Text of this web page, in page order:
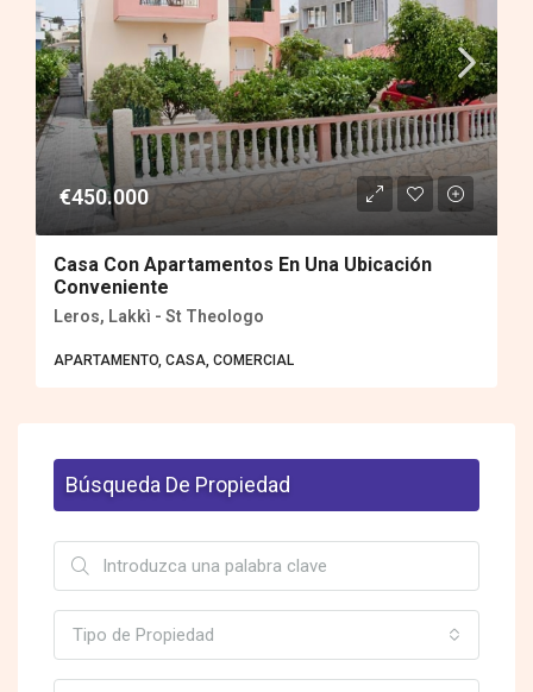
€450.000
Casa Con Apartamentos En Una Ubicación
Conveniente
Leros, Lakkì - St Theologo
APARTAMENTO, CASA, COMERCIAL
Búsqueda De Propiedad
Tipo de Propiedad